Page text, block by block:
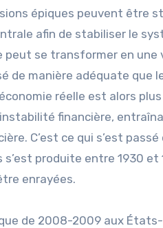
épiques peuvent être
afin de stabiliser le
peut se transformer en une
de manière adéquate que
réelle est alors
financière,
C’est ce qui s’est
s’est produite entre 1930
enrayées.
de 2008-2009 aux